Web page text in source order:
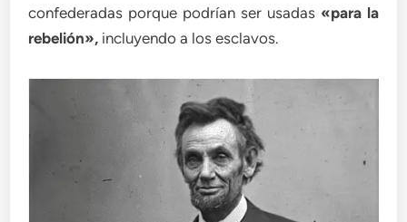
confederadas porque podrían ser usadas «para la
rebelión», incluyendo a los esclavos.